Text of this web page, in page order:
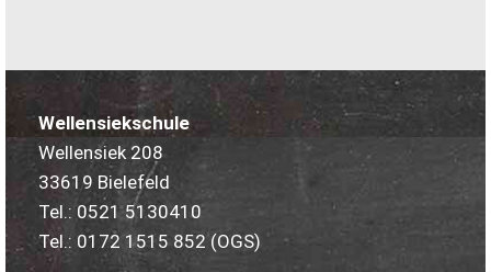
Wellensiekschule
Wellensiek 208
33619 Bielefeld
Tel.: 0521 5130410
Tel.: 0172 1515 852 (OGS)